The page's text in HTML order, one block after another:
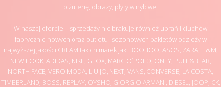
biżuterię, obrazy, płyty winylowe.
W naszej ofercie – sprzedaży nie brakuje również ubrań i ciuchów
fabrycznie nowych oraz outletu i sezonowych pakietów odzieży w
najwyższej jakości CREAM takich marek jak: BOOHOO, ASOS, ZARA, H&M,
NEW LOOK, ADIDAS, NIKE, GEOX, MARC O`POLO, ONLY, PULL&BEAR,
NORTH FACE, VERO MODA, LIU.JO, NEXT, VANS, CONVERSE, LA COSTA,
TIMBERLAND, BOSS, REPLAY, OYSHO, GIORGIO ARMANI, DIESEL, JOOP, CK,